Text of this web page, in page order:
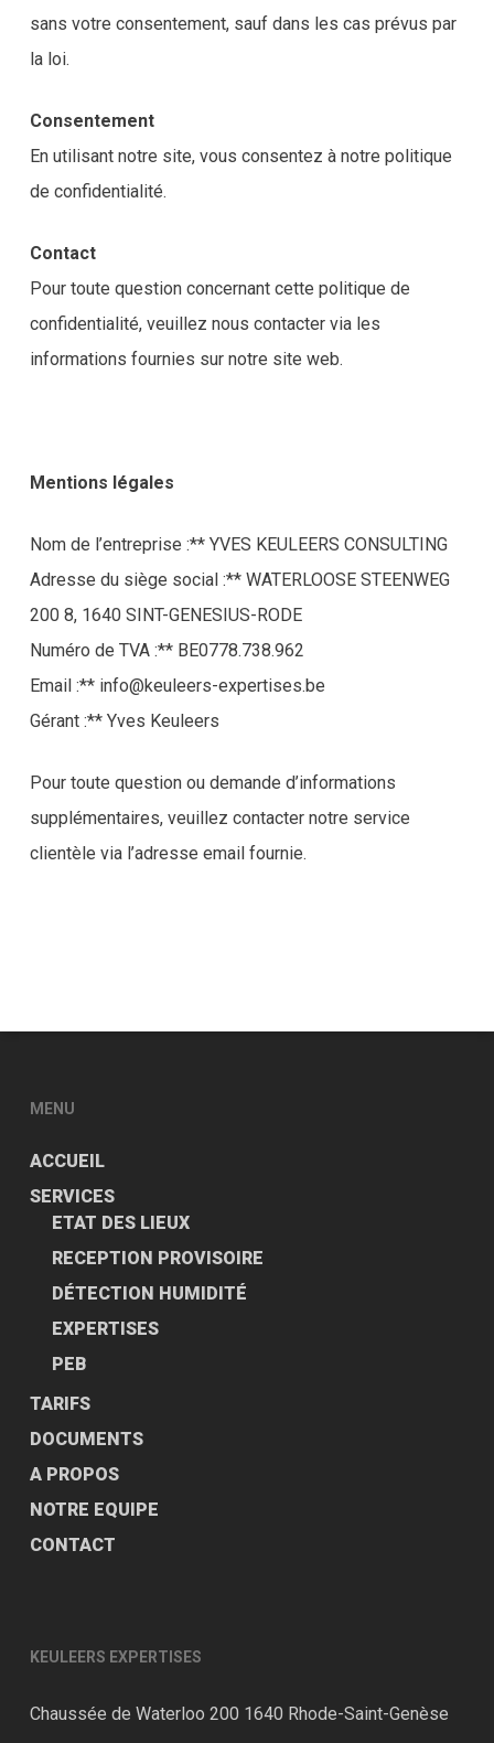
sans votre consentement, sauf dans les cas prévus par
la loi.
Consentement
En utilisant notre site, vous consentez à notre politique
de confidentialité.
Contact
Pour toute question concernant cette politique de
confidentialité, veuillez nous contacter via les
informations fournies sur notre site web.
Mentions légales
Nom de l’entreprise :** YVES KEULEERS CONSULTING
Adresse du siège social :** WATERLOOSE STEENWEG
200 8, 1640 SINT-GENESIUS-RODE
Numéro de TVA :** BE0778.738.962
Email :** info@keuleers-expertises.be
Gérant :** Yves Keuleers
Pour toute question ou demande d’informations
supplémentaires, veuillez contacter notre service
clientèle via l’adresse email fournie.
MENU
ACCUEIL
SERVICES
ETAT DES LIEUX
RECEPTION PROVISOIRE
DÉTECTION HUMIDITÉ
EXPERTISES
PEB
TARIFS
DOCUMENTS
A PROPOS
NOTRE EQUIPE
CONTACT
KEULEERS EXPERTISES
Chaussée de Waterloo 200 1640 Rhode-Saint-Genèse